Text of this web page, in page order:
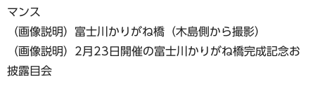
マンス
（画像説明）富士川かりがね橋（木島側から撮影）
（画像説明）2月23日開催の富士川かりがね橋完成記念お
披露目会